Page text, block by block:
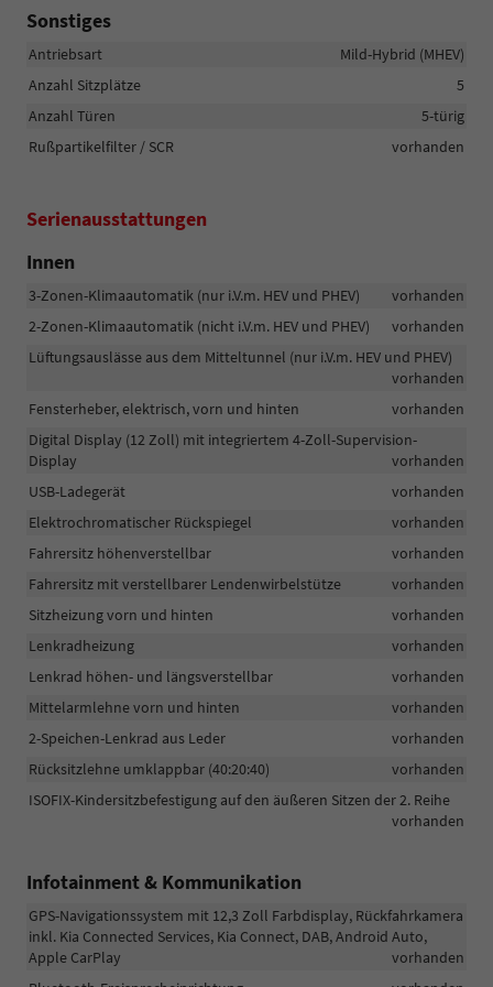
Sonstiges
Antriebsart
Mild-Hybrid (MHEV)
Anzahl Sitzplätze
5
Anzahl Türen
5-türig
Rußpartikelfilter / SCR
vorhanden
Serienausstattungen
Innen
3-Zonen-Klimaautomatik (nur i.V.m. HEV und PHEV)
vorhanden
2-Zonen-Klimaautomatik (nicht i.V.m. HEV und PHEV)
vorhanden
Lüftungsauslässe aus dem Mitteltunnel (nur i.V.m. HEV und PHEV)
vorhanden
Fensterheber, elektrisch, vorn und hinten
vorhanden
Digital Display (12 Zoll) mit integriertem 4-Zoll-Supervision-
Display
vorhanden
USB-Ladegerät
vorhanden
Elektrochromatischer Rückspiegel
vorhanden
Fahrersitz höhenverstellbar
vorhanden
Fahrersitz mit verstellbarer Lendenwirbelstütze
vorhanden
Sitzheizung vorn und hinten
vorhanden
Lenkradheizung
vorhanden
Lenkrad höhen- und längsverstellbar
vorhanden
Mittelarmlehne vorn und hinten
vorhanden
2-Speichen-Lenkrad aus Leder
vorhanden
Rücksitzlehne umklappbar (40:20:40)
vorhanden
ISOFIX-Kindersitzbefestigung auf den äußeren Sitzen der 2. Reihe
vorhanden
Infotainment & Kommunikation
GPS-Navigationssystem mit 12,3 Zoll Farbdisplay, Rückfahrkamera
inkl. Kia Connected Services, Kia Connect, DAB, Android Auto,
Apple CarPlay
vorhanden